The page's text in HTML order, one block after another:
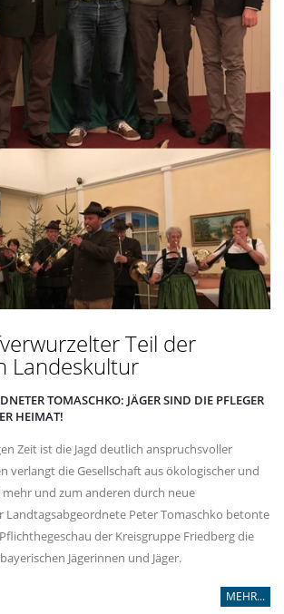
Teil der
Landeskultur
TOMASCHKO: JÄGER SIND DIE PFLEGER
HEIMAT!
Zeit ist die Jagd deutlich anspruchsvoller
verlangt die Gesellschaft aus ökologischer und
und zum anderen durch neue
Landtagsabgeordnete Peter Tomaschko betonte
der Kreisgruppe Friedberg die
Jägerinnen und Jäger.
MEHR...